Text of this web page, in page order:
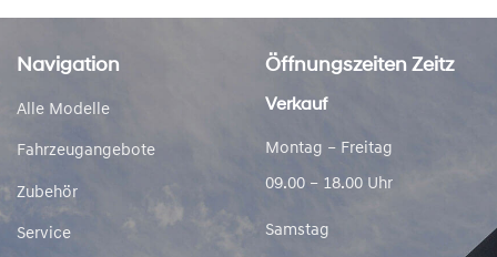
Navigation
Alle Modelle
Fahrzeugangebote
Zubehör
Service
Öffnungszeiten Zeitz
Verkauf
Montag – Freitag
09.00 – 18.00 Uhr
Samstag